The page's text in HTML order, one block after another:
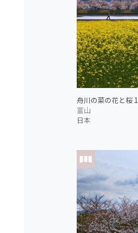
舟川の菜の花と桜 1
富山
日本